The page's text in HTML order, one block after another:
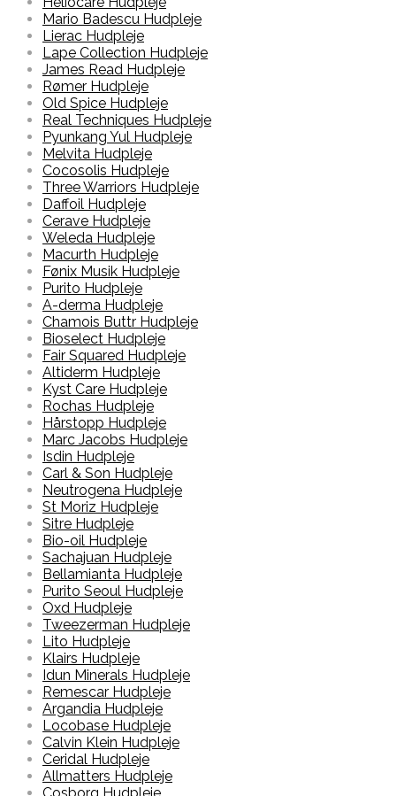
Mario Badescu Hudpleje
Lierac Hudpleje
Lape Collection Hudpleje
James Read Hudpleje
Rømer Hudpleje
Old Spice Hudpleje
Real Techniques Hudpleje
Pyunkang Yul Hudpleje
Melvita Hudpleje
Cocosolis Hudpleje
Three Warriors Hudpleje
Daffoil Hudpleje
Cerave Hudpleje
Weleda Hudpleje
Macurth Hudpleje
Fønix Musik Hudpleje
Purito Hudpleje
A-derma Hudpleje
Chamois Buttr Hudpleje
Bioselect Hudpleje
Fair Squared Hudpleje
Altiderm Hudpleje
Kyst Care Hudpleje
Rochas Hudpleje
Hårstopp Hudpleje
Marc Jacobs Hudpleje
Isdin Hudpleje
Carl & Son Hudpleje
Neutrogena Hudpleje
St Moriz Hudpleje
Sitre Hudpleje
Bio-oil Hudpleje
Sachajuan Hudpleje
Bellamianta Hudpleje
Purito Seoul Hudpleje
Oxd Hudpleje
Tweezerman Hudpleje
Lito Hudpleje
Klairs Hudpleje
Idun Minerals Hudpleje
Remescar Hudpleje
Argandia Hudpleje
Locobase Hudpleje
Calvin Klein Hudpleje
Ceridal Hudpleje
Allmatters Hudpleje